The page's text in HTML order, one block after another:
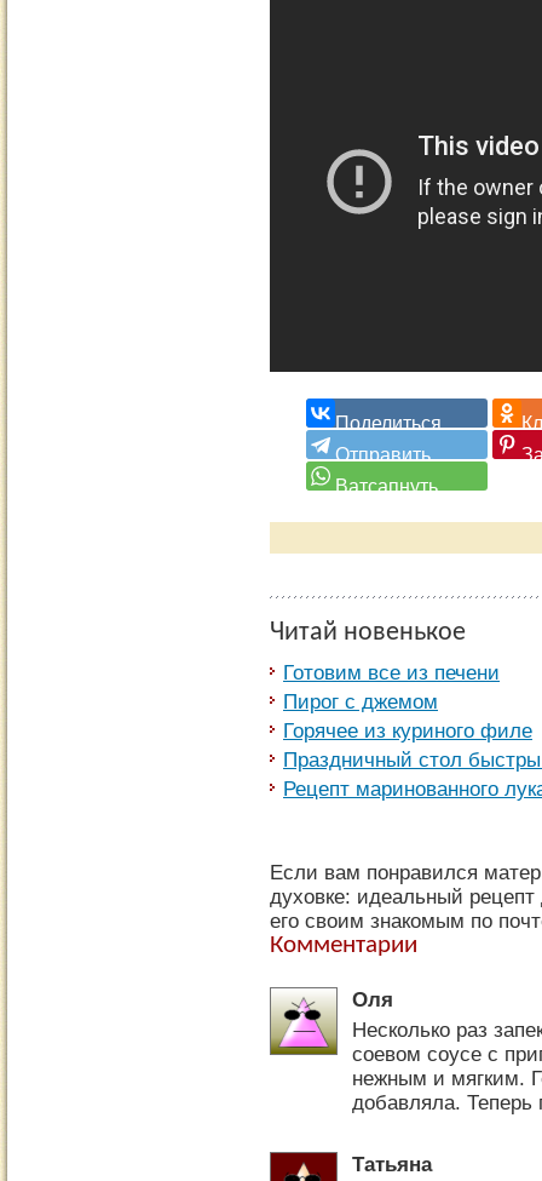
Читай новенькое
Готовим все из печени
Пирог с джемом
Горячее из куриного филе
Праздничный стол
Рецепт маринованного
Если вам понравился
духовке: идеальный
его своим знакомым по
Комментарии
Оля
Несколько раз
соевом соусе с
нежным и мягким.
добавляла. Теперь
Татьяна